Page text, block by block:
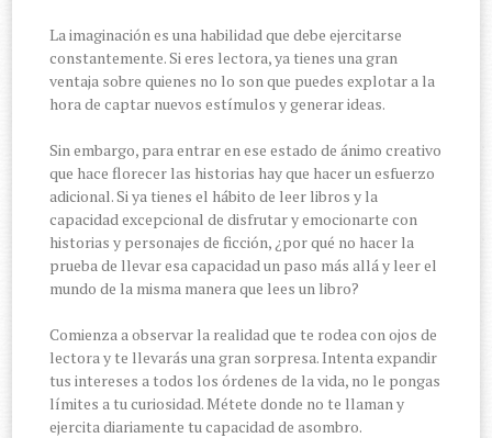
La imaginación es una habilidad que debe ejercitarse
constantemente. Si eres lectora, ya tienes una gran
ventaja sobre quienes no lo son que puedes explotar a la
hora de captar nuevos estímulos y generar ideas.
Sin embargo, para entrar en ese estado de ánimo creativo
que hace florecer las historias hay que hacer un esfuerzo
adicional. Si ya tienes el hábito de leer libros y la
capacidad excepcional de disfrutar y emocionarte con
historias y personajes de ficción, ¿por qué no hacer la
prueba de llevar esa capacidad un paso más allá y leer el
mundo de la misma manera que lees un libro?
Comienza a observar la realidad que te rodea con ojos de
lectora y te llevarás una gran sorpresa. Intenta expandir
tus intereses a todos los órdenes de la vida, no le pongas
límites a tu curiosidad. Métete donde no te llaman y
ejercita diariamente tu capacidad de asombro.